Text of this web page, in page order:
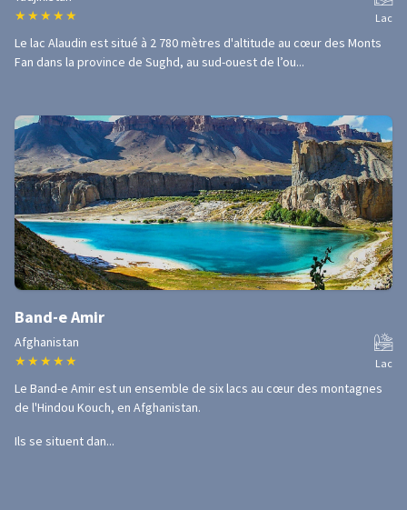
★ ★ ★ ★ ★ Lac
Le lac Alaudin est situé à 2 780 mètres d'altitude au cœur des Monts
Fan dans la province de Sughd, au sud-ouest de l’ou...
Band-e Amir
Afghanistan
★ ★ ★ ★ ★ Lac
Le Band-e Amir est un ensemble de six lacs au cœur des montagnes
de l'Hindou Kouch, en Afghanistan.
Ils se situent dan...